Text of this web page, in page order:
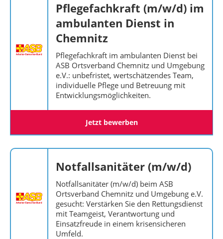
Pflegefachkraft (m/w/d) im
ambulanten Dienst in
Chemnitz
Pflegefachkraft im ambulanten Dienst bei
ASB Ortsverband Chemnitz und Umgebung
e.V.: unbefristet, wertschätzendes Team,
individuelle Pflege und Betreuung mit
Entwicklungsmöglichkeiten.
Jetzt bewerben
Notfallsanitäter (m/w/d)
Notfallsanitäter (m/w/d) beim ASB
Ortsverband Chemnitz und Umgebung e.V.
gesucht: Verstärken Sie den Rettungsdienst
mit Teamgeist, Verantwortung und
Einsatzfreude in einem krisensicheren
Umfeld.